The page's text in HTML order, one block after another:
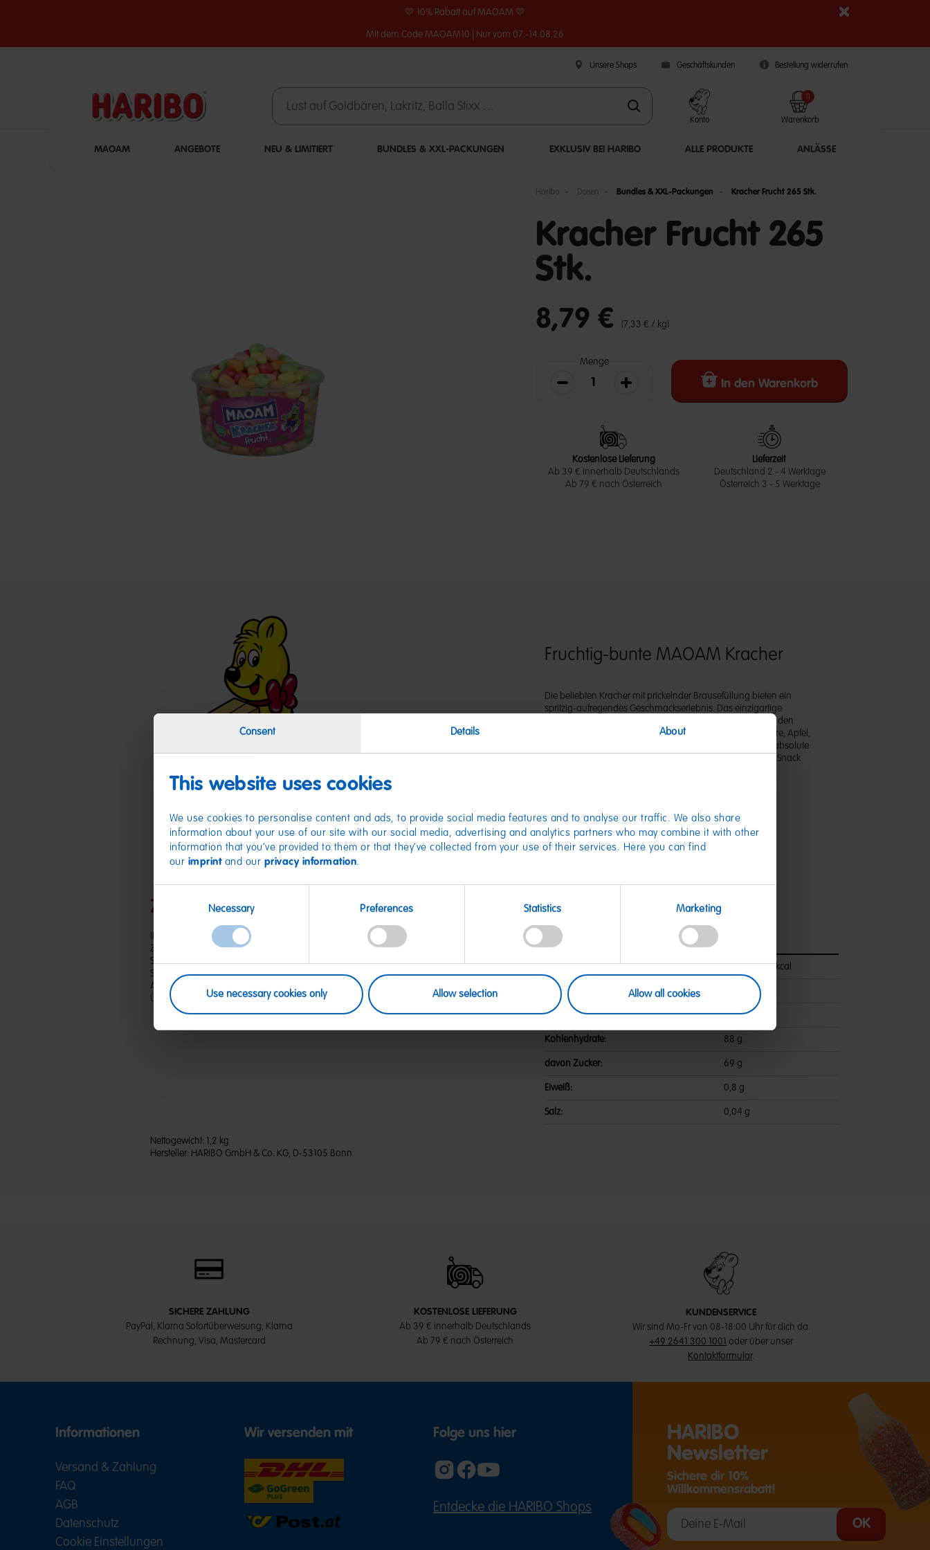
Consent Details About
This website uses cookies
We use cookies to personalise content and ads, to provide social media features and to analyse our traffic. We also share
information about your use of our site with our social media, advertising and analytics partners who may combine it with other
information that you’ve provided to them or that they’ve collected from your use of their services. Here you can find
our imprintand our privacy information.
Selection
Necessary Preferences Statistics Marketing
Use necessary cookies only Allow selection Allow all cookies
💛 10% Rabatt auf MAOAM 💛
Mit dem Code MAOAM10 | Nur vom 07.-14.08.26
Unsere Shops Geschäftskunden Bestellung widerrufen
Konto Warenkorb
0
MAOAM ANGEBOTE NEU & LIMITIERT BUNDLES & XXL-PACKUNGEN EXKLUSIV BEI HARIBO ALLE PRODUKTE ANLÄSSE
Haribo Dosen Bundles & XXL-Packungen Kracher Frucht 265 Stk.
Kracher Frucht 265
Stk.
undefined out of 5 Customer Rating
8,79 € (7,33 € / kg)
Menge
Die Menge verringernDie Menge erhöhen In den Warenkorb
Kostenlose Lieferung
Ab 39 € innerhalb Deutschlands
Ab 79 € nach Österreich
Lieferzeit
Deutschland 2 - 4 Werktage
Österreich 3 - 5 Werktage
Fruchtig-bunte MAOAM Kracher
Die beliebten Kracher mit prickelnder Brausefüllung bieten ein
spritzig-aufregendes Geschmackserlebnis. Das einzigartige
dragierte Kaubonbon mit prickelnder Brause im Kern und den
beliebten Fruchtgeschmacksrichtungen Erdbeere, Himbeere, Apfel,
Orange und Zitrone sind für Groß und Klein wahrlich der absolute
Kracher. Die handliche 60g Packung eigent sich super als Snack
Zutaten
(D) Kaubonbon-Dragees mit 2,7 % Brausepulver in der Füllung | Zutaten:
Zucker; Glukosesirup; Palmfett; Feuchthaltemittel: Sorbitsirup;
Säuerungsmittel: Citronensäure; Gelatine; Frucht- und Pflanzenkonzentrate:
Saflor, Rettich, Karotte, Spirulina, Apfel, Zitrone, Schwarze Johannisbeere;
Aroma; Säureregulator: Natriumhydrogencarbonat; Sonnenblumenöl;
Überzugsmittel: Bienenwachs weiß und gelb; Trennmittel: Talkum.
Nährwerte
Nährwerte
Energie: 1706 kJ/403 kcal
Fett:
davon gesättigte Fettsäuren: 2,6 g
Kohlenhydrate: 88 g
davon Zucker: 69 g
Eiweiß: 0,8 g
Salz: 0,04 g
Nettogewicht: 1,2 kg
Hersteller: HARIBO GmbH & Co. KG, D-53105 Bonn
SICHERE ZAHLUNG
PayPal, Klarna Sofortüberweisung, Klarna
Rechnung, Visa, Mastercard
KOSTENLOSE LIEFERUNG
Ab 39 € innerhalb Deutschlands
Ab 79 € nach Österreich
KUNDENSERVICE
Wir sind Mo-Fr von 08-18:00 Uhr für dich da.
+49 2641 300 1001
oder über unser
Kontaktformular.
Informationen
Versand & Zahlung
FAQ
AGB
Datenschutz
Cookie Einstellungen
Wir versenden mit Folge uns hier
Entdecke die HARIBO Shops (ÖFFNET EINE EXTERNE SEITE IN EINEM NEUEN TAB)
HARIBO
Newsletter
Sichere dir 10%
Willkommensrabatt!